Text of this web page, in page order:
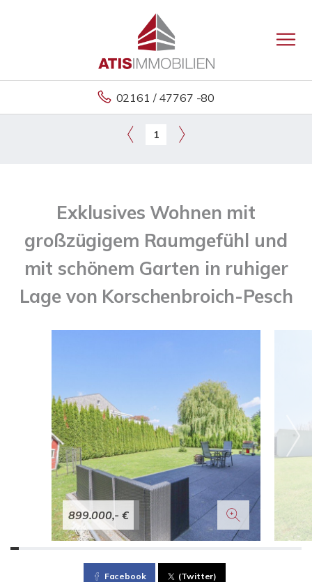
02161 / 47767 -80
1
Exklusives Wohnen mit
großzügigem Raumgefühl und
mit schönem Garten in ruhiger
Lage von Korschenbroich-Pesch
899.000,- €
Facebook (Twitter)